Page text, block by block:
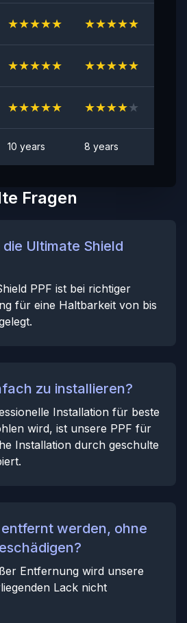
★★★★★ ★★★★★
★★★★★ ★★★★★
★★★★★ ★★★★★
10 years 8 years
Fragen
Ultimate Shield
PPF ist bei richtiger
für eine Haltbarkeit von bis
zu installieren?
Installation für beste
wird, ist unsere PPF für
Installation durch geschulte
entfernt werden, ohne
Entfernung wird unsere
Lack nicht